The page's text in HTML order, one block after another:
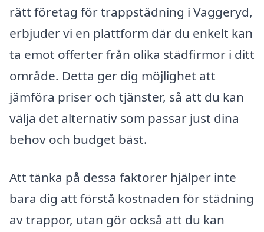
rätt företag för trappstädning i Vaggeryd,
erbjuder vi en plattform där du enkelt kan
ta emot offerter från olika städfirmor i ditt
område. Detta ger dig möjlighet att
jämföra priser och tjänster, så att du kan
välja det alternativ som passar just dina
behov och budget bäst.
Att tänka på dessa faktorer hjälper inte
bara dig att förstå kostnaden för städning
av trappor, utan gör också att du kan